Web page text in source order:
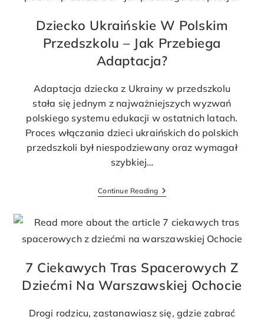
Dziecko Ukraińskie W Polskim
Przedszkolu – Jak Przebiega
Adaptacja?
Adaptacja dziecka z Ukrainy w przedszkolu
stała się jednym z najważniejszych wyzwań
polskiego systemu edukacji w ostatnich latach.
Proces włączania dzieci ukraińskich do polskich
przedszkoli był niespodziewany oraz wymagał
szybkiej…
Continue Reading
7 Ciekawych Tras Spacerowych Z
Dziećmi Na Warszawskiej Ochocie
Drogi rodzicu, zastanawiasz się, gdzie zabrać